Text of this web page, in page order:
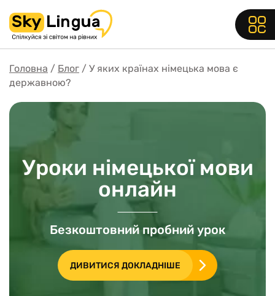
Головна Блог
У яких країнах німецька мова є
державною?
Уроки німецької мови
онлайн
Безкоштовний пробний урок
ДИВИТИСЯ ДОКЛАДНІШЕ